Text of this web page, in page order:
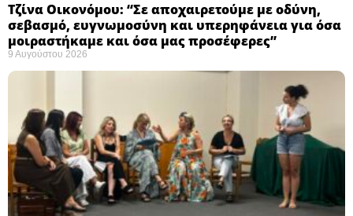
Τζίνα Οικονόμου: “Σε αποχαιρετούμε με οδύνη,
σεβασμό, ευγνωμοσύνη και υπερηφάνεια για όσα
μοιραστήκαμε και όσα μας προσέφερες”
9 Αυγούστου 2026